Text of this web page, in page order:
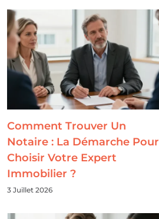
Comment Trouver Un
Notaire : La Démarche Pour
Choisir Votre Expert
Immobilier ?
3 Juillet 2026